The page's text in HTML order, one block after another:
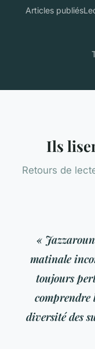
Articles publiés
Ils
Retours de
«
matinale
toujours
comprendre
diversité des